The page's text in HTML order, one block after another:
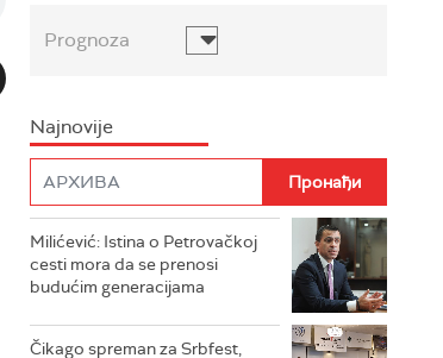
Prognoza
Najnovije
Milićević: Istina o Petrovačkoj
cesti mora da se prenosi
budućim generacijama
Čikago spreman za Srbfest,